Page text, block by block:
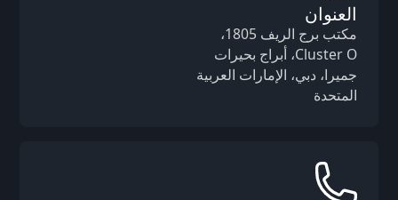
العنوان
مكتب برج الريف 1805،
Cluster O، أبراج بحيرات
جميرا، دبي، الإمارات العربية
المتحدة